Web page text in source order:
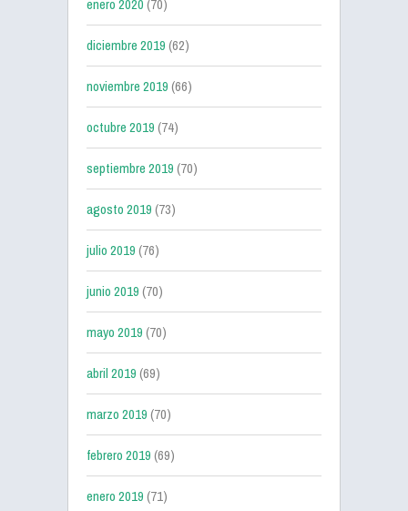
enero 2020(70)
diciembre 2019(62)
noviembre 2019(66)
octubre 2019(74)
septiembre 2019(70)
agosto 2019(73)
julio 2019(76)
junio 2019(70)
mayo 2019(70)
abril 2019(69)
marzo 2019(70)
febrero 2019(69)
enero 2019(71)